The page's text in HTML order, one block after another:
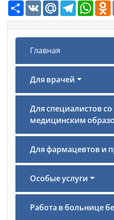
РесурсVK Mail.Ru Telegram
Главная
Для врачей
Для специалистов
медицинским
Для фармацевтов и
Особые услуги
Работа в больнице